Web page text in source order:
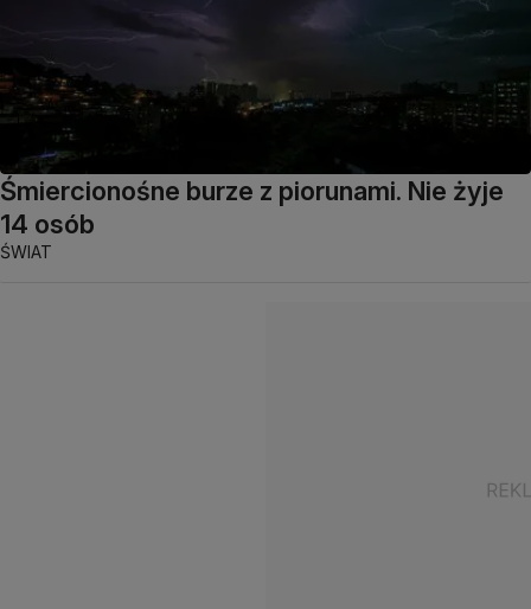
Śmiercionośne burze z piorunami. Nie żyje
14 osób
ŚWIAT